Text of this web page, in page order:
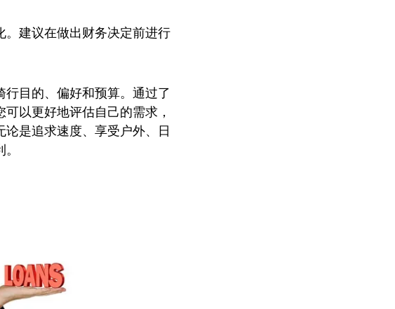
建议在做出财务决定前进行
目的、偏好和预算。通过了
以更好地评估自己的需求，
是追求速度、享受户外、日